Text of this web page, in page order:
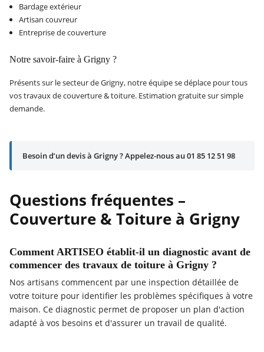
Bardage extérieur
Artisan couvreur
Entreprise de couverture
Notre savoir-faire à Grigny ?
Présents sur le secteur de Grigny, notre équipe se déplace pour tous
vos travaux de couverture & toiture. Estimation gratuite sur simple
demande.
Besoin d’un devis à Grigny ? Appelez-nous au 01 85 12 51 98
Questions fréquentes –
Couverture & Toiture à Grigny
Comment ARTISEO établit-il un diagnostic avant de
commencer des travaux de toiture à Grigny ?
Nos artisans commencent par une inspection détaillée de
votre toiture pour identifier les problèmes spécifiques à votre
maison. Ce diagnostic permet de proposer un plan d'action
adapté à vos besoins et d'assurer un travail de qualité.